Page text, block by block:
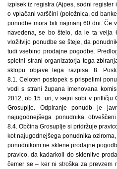
izpisek iz registra (Ajpes, sodni
o vplačani varščini (položnica, od
ponudbe mora biti najmanj 60 dni. Če
navedena, se bo štelo, da le ta
vložitvijo ponudbe se šteje, da
tudi vsebino prodajne pogodbe.
spletni strani organizatorja tega
sklopu objave tega razpisa. 8.
8.1. Celoten postopek s prispelimi
vodi s strani župana imenovana
2012, ob 15. uri, v sejni sobi v pritličju
Grosuplje. Odpiranje ponudb je
najugodnejšega ponudnika
8.4. Občina Grosuplje si pridržuje
kot najugodnejšega ponudnika
ponudnikom ne sklene prodajne
pravico, da kadarkoli do sklenitve
čemer se – ker ni stroška za prevzem